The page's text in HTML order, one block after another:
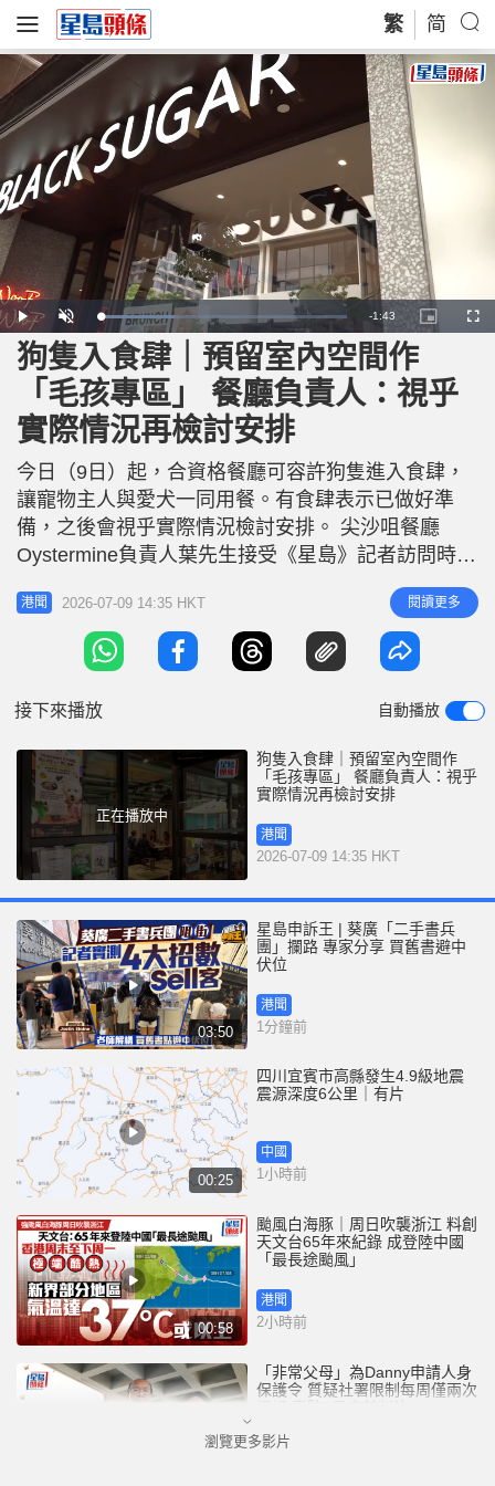
繁 简
P
l
a
y
U
n
m
u
t
e
L
o
a
d
e
d
:
3
5
2
R
n
n
-1:43
P
i
e
-
c
t
r
e
F
u
狗隻入食肆｜預留室內空間作
「毛孩專區」 餐廳負責人：視乎
實際情況再檢討安排
今日（9日）起，合資格餐廳可容許狗隻進入食肆，
讓寵物主人與愛犬一同用餐。有食肆表示已做好準
備，之後會視乎實際情況檢討安排。 尖沙咀餐廳
Oystermine負責人葉先生接受《星島》記者訪問時表
示，申請准許牌照主要是希望方便客人，「餐廳設有
戶外座位，之前都有客人攜狗用餐，既然政府推出新
計劃，便決定嘗試申請，過往寵物完全不能進入室
內，新措施為寵物主人提供更多選擇。」 加裝掛鉤
港聞 2026-07-09 14:35 HKT 閱讀更多
接下來播放 自動播放
正在播放中
狗隻入食肆｜預留室內空間作
「毛孩專區」 餐廳負責人：視乎
實際情況再檢討安排
港聞
2026-07-09 14:35 HKT
03:50
星島申訴王 | 葵廣「二手書兵
團」攔路 專家分享 買舊書避中
伏位
港聞
1分鐘前
00:25
四川宜賓市高縣發生4.9級地震
震源深度6公里｜有片
中國
1小時前
00:58
颱風白海豚｜周日吹襲浙江 料創
天文台65年來紀錄 成登陸中國
「最長途颱風」
港聞
2小時前
「非常父母」為Danny申請人身
保護令 質疑社署限制每周僅兩次
探視 高院9月底前判決
港聞
瀏覽更多影片